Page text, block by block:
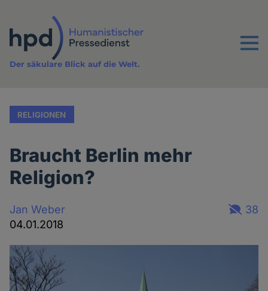
Inhalt
Menu
Der säkulare Blick auf die Welt.
RELIGIONEN
Braucht Berlin mehr
Religion?
Jan Weber
04.01.2018
38